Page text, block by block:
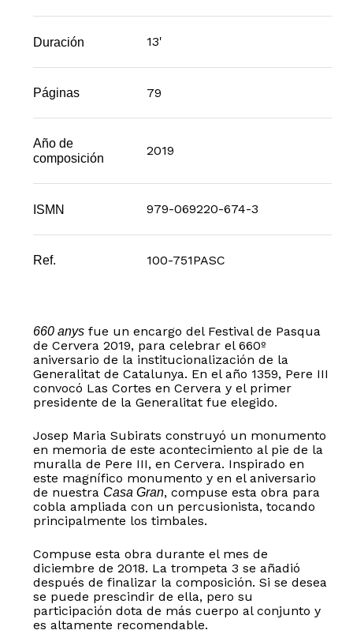
Duración 13'
Páginas 79
Año de
composición
2019
ISMN 979-069220-674-3
Ref. 100-751PASC
660 anysfue un encargo del Festival de Pasqua
de Cervera 2019, para celebrar el 660º
aniversario de la institucionalización de la
Generalitat de Catalunya. En el año 1359, Pere III
convocó Las Cortes en Cervera y el primer
presidente de la Generalitat fue elegido.
Josep Maria Subirats construyó un monumento
en memoria de este acontecimiento al pie de la
muralla de Pere III, en Cervera. Inspirado en
este magnífico monumento y en el aniversario
de nuestra Casa Gran, compuse esta obra para
cobla ampliada con un percusionista, tocando
principalmente los timbales.
Compuse esta obra durante el mes de
diciembre de 2018. La trompeta 3 se añadió
después de finalizar la composición. Si se desea
se puede prescindir de ella, pero su
participación dota de más cuerpo al conjunto y
es altamente recomendable.